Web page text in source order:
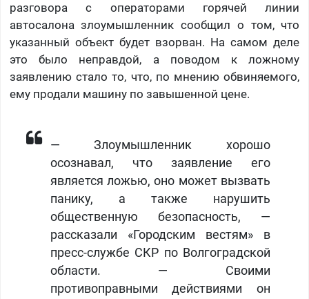
разговора с операторами горячей линии
автосалона злоумышленник сообщил о том, что
указанный объект будет взорван. На самом деле
это было неправдой, а поводом к ложному
заявлению стало то, что, по мнению обвиняемого,
ему продали машину по завышенной цене.
— Злоумышленник хорошо
осознавал, что заявление его
является ложью, оно может вызвать
панику, а также нарушить
общественную безопасность, —
рассказали «Городским вестям» в
пресс-службе СКР по Волгоградской
области. — Своими
противоправными действиями он